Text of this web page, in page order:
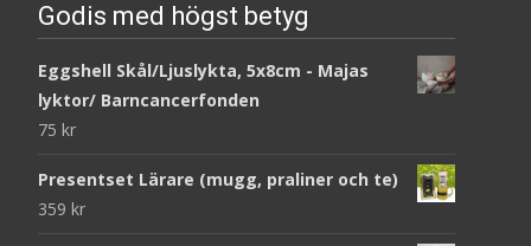
Godis med högst betyg
Eggshell Skål/Ljuslykta, 5x8cm - Majas
lyktor/ Barncancerfonden
75 kr
Presentset Lärare (mugg, praliner och te)
359 kr